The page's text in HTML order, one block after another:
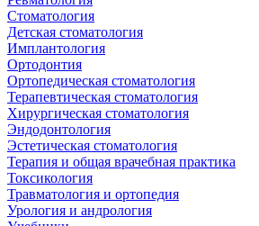
Стоматология
Детская стоматология
Имплантология
Ортодонтия
Ортопедическая стоматология
Терапевтическая стоматология
Хирургическая стоматология
Эндодонтология
Эстетическая стоматология
Терапия и общая врачебная практика
Токсикология
Травматология и ортопедия
Урология и андрология